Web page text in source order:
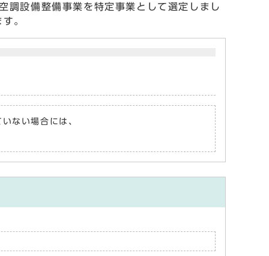
設備整備事業を特定事業として選定しまし
。
ない場合には、